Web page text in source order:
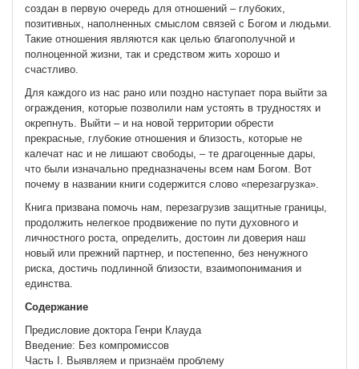
создан в первую очередь для отношений – глубоких,
позитивных, наполненных смыслом связей с Богом и людьми.
Такие отношения являются как целью благополучной и
полноценной жизни, так и средством жить хорошо и
счастливо.
Для каждого из нас рано или поздно наступает пора выйти за
ограждения, которые позволили нам устоять в трудностях и
окрепнуть. Выйти – и на новой территории обрести
прекрасные, глубокие отношения и близость, которые не
калечат нас и не лишают свободы, – те драгоценные дары,
что были изначально предназначены всем нам Богом. Вот
почему в названии книги содержится слово «перезагрузка».
Книга призвана помочь нам, перезагрузив защитные границы,
продолжить нелегкое продвижение по пути духовного и
личностного роста, определить, достоин ли доверия наш
новый или прежний партнер, и постепенно, без ненужного
риска, достичь подлинной близости, взаимопонимания и
единства.
Содержание
Предисловие доктора Генри Клауда
Введение: Без компромиссов
Часть I. Выявляем и признаём проблему